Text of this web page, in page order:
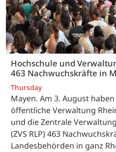
Hochschule und
463 Nachwuchskräfte in
Thursday
Mayen. Am 3. August
öffentliche Verwaltung
und die Zentrale
(ZVS RLP) 463
Landesbehörden in ganz